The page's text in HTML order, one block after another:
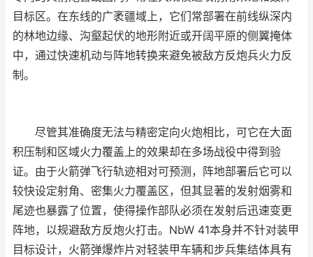
目标区。在东线的广袤疆域上，它们常部署在前线纵深内
的林地边缘、沟壑起伏的地形附近或开阔平原的侧翼掩体
中，通过快速机动与阵地转换来避免被敌方反炮兵火力反
制。
尽管其准确度无法与精密定向火炮相比，可它在大面
积压制和区域火力覆盖上的效果却在多场战役中得到验
证。由于火箭弹飞行轨迹相对可预测，阵地部署后它可以
较快设定射角、密集火力覆盖区，但其显著的发射烟雾和
尾迹也暴露了位置，使得操作部队必须在发射后迅速变更
阵地，以规避敌方反炮火打击。NbW 41本身并不针对装甲
目标设计，火箭弹爆炸片对轻装甲车辆和步兵集结体具有